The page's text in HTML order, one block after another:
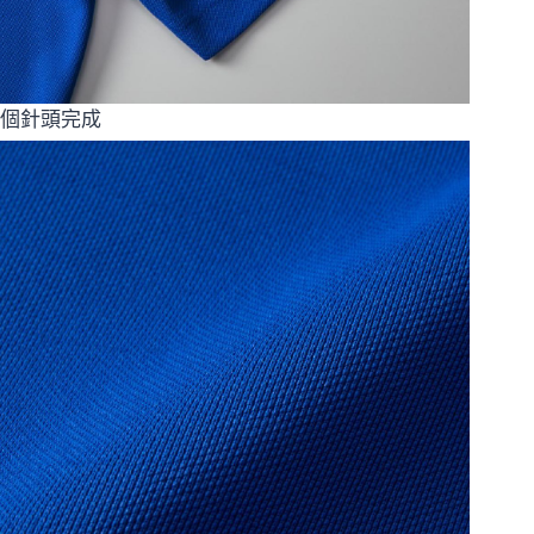
針頭完成